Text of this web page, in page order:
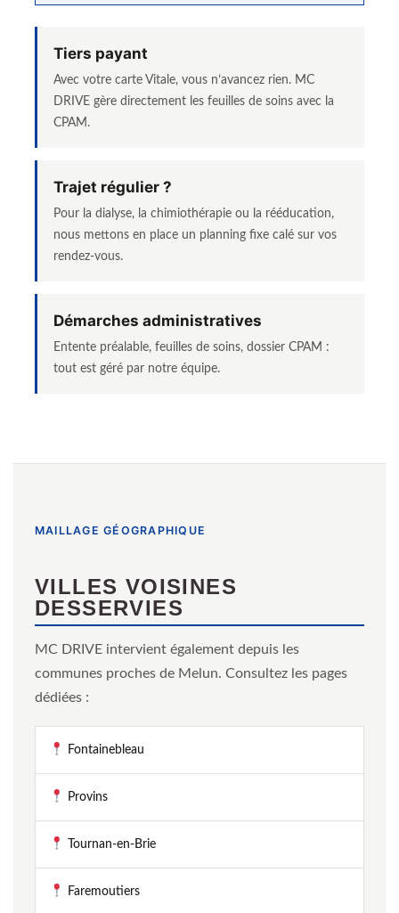
Tiers payant
Avec votre carte Vitale, vous n’avancez rien. MC
DRIVE gère directement les feuilles de soins avec la
CPAM.
Trajet régulier ?
Pour la dialyse, la chimiothérapie ou la rééducation,
nous mettons en place un planning fixe calé sur vos
rendez-vous.
Démarches administratives
Entente préalable, feuilles de soins, dossier CPAM :
tout est géré par notre équipe.
MAILLAGE GÉOGRAPHIQUE
VILLES VOISINES
DESSERVIES
MC DRIVE intervient également depuis les
communes proches de Melun. Consultez les pages
dédiées :
Fontainebleau
Provins
Tournan-en-Brie
Faremoutiers